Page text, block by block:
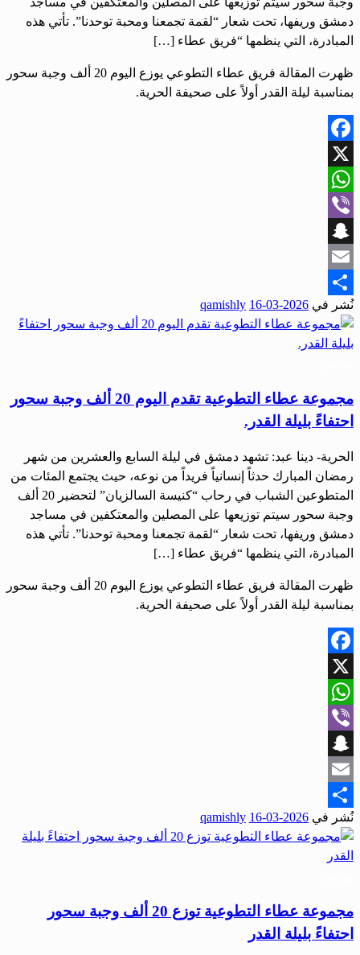
دمشق وريفها، تحت شعار “لقمة تجمعنا ومحبة توحدنا”. تأتي هذه
المبادرة، التي ينظمها “فريق عطاء […]
ظهرت المقالة فريق عطاء التطوعي يوزع اليوم 20 ألف وجبة سحور
بمناسبة ليلة القدر أولاً على صحيفة الحرية.
Facebook
X
WhatsApp
Viber
Snapchat
Email
Share
نُشر في 2026-03-16
qamishly
مجموعة عطاء التطوعية تقدم اليوم 20 ألف وجبة سحور
احتفاءً بليلة القدر.
الحرية- دينا عبد: تشهد دمشق في ليلة السابع والعشرين من شهر
رمضان المبارك حدثاً إنسانياً فريداً من نوعه، حيث يجتمع المئات من
المتطوعين الشباب في رحاب “كنيسة السالزيان” لتحضير 20 ألف
وجبة سحور سيتم توزيعها على المصلين والمعتكفين في مساجد
دمشق وريفها، تحت شعار “لقمة تجمعنا ومحبة توحدنا”. تأتي هذه
المبادرة، التي ينظمها “فريق عطاء […]
ظهرت المقالة فريق عطاء التطوعي يوزع اليوم 20 ألف وجبة سحور
بمناسبة ليلة القدر أولاً على صحيفة الحرية.
Facebook
X
WhatsApp
Viber
Snapchat
Email
Share
نُشر في 2026-03-16
qamishly
مجموعة عطاء التطوعية توزع 20 ألف وجبة سحور
احتفاءً بليلة القدر